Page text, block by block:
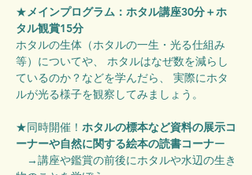
★メインプログラム：ホタル講座30分＋ホ
タル観賞15分
ホタルの生体（ホタルの一生・光る仕組み
等）についてや、 ホタルはなぜ数を減らし
ているのか？などを学んだら、 実際にホタ
ルが光る様子を観察してみましょう。
★同時開催！ ホタルの標本など資料の展示コ
ーナーや自然に関する絵本の読書コーナー
→講座や鑑賞の前後にホタルや水辺の生き